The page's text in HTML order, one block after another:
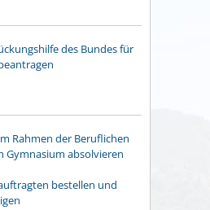
des Bundes für
Rahmen der Beruflichen
Gymnasium absolvieren
bestellen und